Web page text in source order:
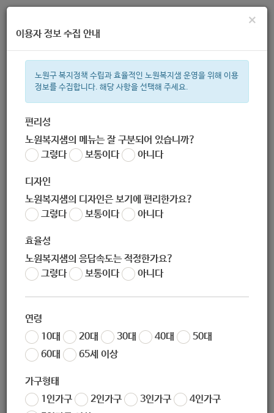
주간 인기검색어
한눈으로 보는 복지 정보
×
이용자 정보 수집 안내
노원구 복지정책 수립과 효율적인 노원복지샘 운영을 위해 이용
정보를 수집합니다. 해당 사항을 선택해 주세요.
편리성
노원복지샘의 메뉴는 잘 구분되어 있습니까?
그렇다
보통이다 아니다
디자인
노원복지샘의 디자인은 보기에 편리한가요?
그렇다
보통이다 아니다
효율성
노원복지샘의 응답속도는 적정한가요?
그렇다
보통이다 아니다
연령
10대
20대 30대 40대
50대
60대
65세 이상
가구형태
1인가구
2인가구 3인가구
4인가구
[한국타이어나눔재단] 2020년 차량나눔 지원사업 공모(~5.15)
노원 복지샘
작성일 2020-04-22 13:32
2020년 차량나눔 지원사업 공모
1차 서류심사 2020. 05. 18(월) ~ 2020. 05. 29(금)